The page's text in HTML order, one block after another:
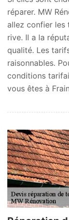
réparer. MW
allez confier les
rive. Il a la
qualité. Les
raisonnables.
conditions
vous êtes à